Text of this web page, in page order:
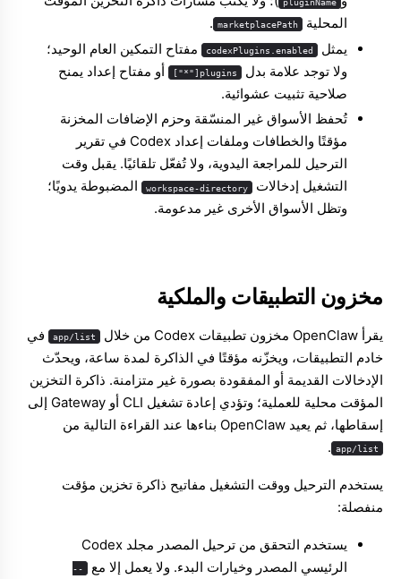
المحلية
marketplacePath
.
يمثل
codexPlugins.enabled مفتاح التمكين العام الوحيد؛
ولا توجد علامة بدل
plugins["*"]
أو مفتاح إعداد يمنح
صلاحية تثبيت عشوائية.
تُحفظ الأسواق غير المنسّقة وحزم الإضافات المخزنة
مؤقتًا والخطافات وملفات إعداد Codex في تقرير
الترحيل للمراجعة اليدوية، ولا تُفعّل تلقائيًا. يقبل وقت
التشغيل إدخالات
workspace-directory المضبوطة يدويًا؛
وتظل الأسواق الأخرى غير مدعومة.
مخزون التطبيقات والملكية
يقرأ OpenClaw مخزون تطبيقات Codex من خلال app/list في
خادم التطبيقات، ويخزّنه مؤقتًا في الذاكرة لمدة ساعة، ويحدّث
الإدخالات القديمة أو المفقودة بصورة غير متزامنة. ذاكرة التخزين
المؤقت محلية للعملية؛ وتؤدي إعادة تشغيل CLI أو Gateway إلى
إسقاطها، ثم يعيد OpenClaw بناءها عند القراءة التالية من
app/list
.
يستخدم الترحيل ووقت التشغيل مفاتيح ذاكرة تخزين مؤقت
منفصلة:
يستخدم التحقق من ترحيل المصدر مجلد Codex
الرئيسي المصدر وخيارات البدء. ولا يعمل إلا مع
--